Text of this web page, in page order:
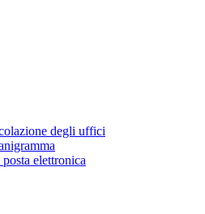
degli uffici
elettronica